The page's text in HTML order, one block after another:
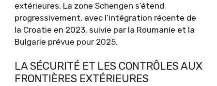
extérieures. La zone Schengen s’étend
progressivement, avec l’intégration récente de
la Croatie en 2023, suivie par la Roumanie et la
Bulgarie prévue pour 2025.
LA SÉCURITÉ ET LES CONTRÔLES AUX
FRONTIÈRES EXTÉRIEURES